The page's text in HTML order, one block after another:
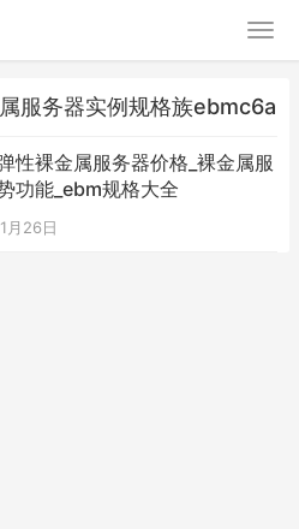
服务器实例规格族ebmc6a
性裸金属服务器价格_裸金属服
功能_ebm规格大全
月26日